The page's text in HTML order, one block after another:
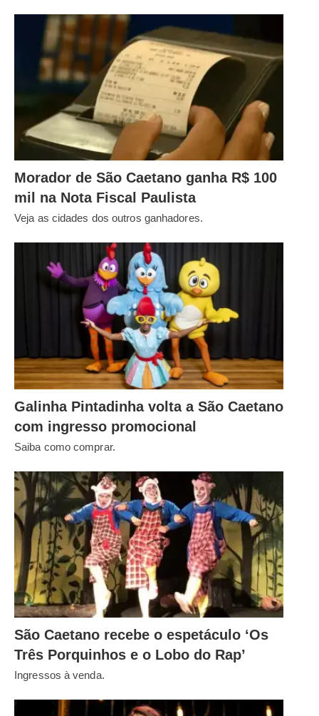
Morador de São Caetano ganha R$ 100
mil na Nota Fiscal Paulista
Veja as cidades dos outros ganhadores.
Galinha Pintadinha volta a São Caetano
com ingresso promocional
Saiba como comprar.
São Caetano recebe o espetáculo ‘Os
Três Porquinhos e o Lobo do Rap’
Ingressos à venda.